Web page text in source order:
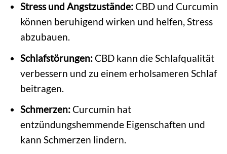
Stress und Angstzustände:CBD und Curcumin
können beruhigend wirken und helfen, Stress
abzubauen.
Schlafstörungen:CBD kann die Schlafqualität
verbessern und zu einem erholsameren Schlaf
beitragen.
Schmerzen:Curcumin hat
entzündungshemmende Eigenschaften und
kann Schmerzen lindern.